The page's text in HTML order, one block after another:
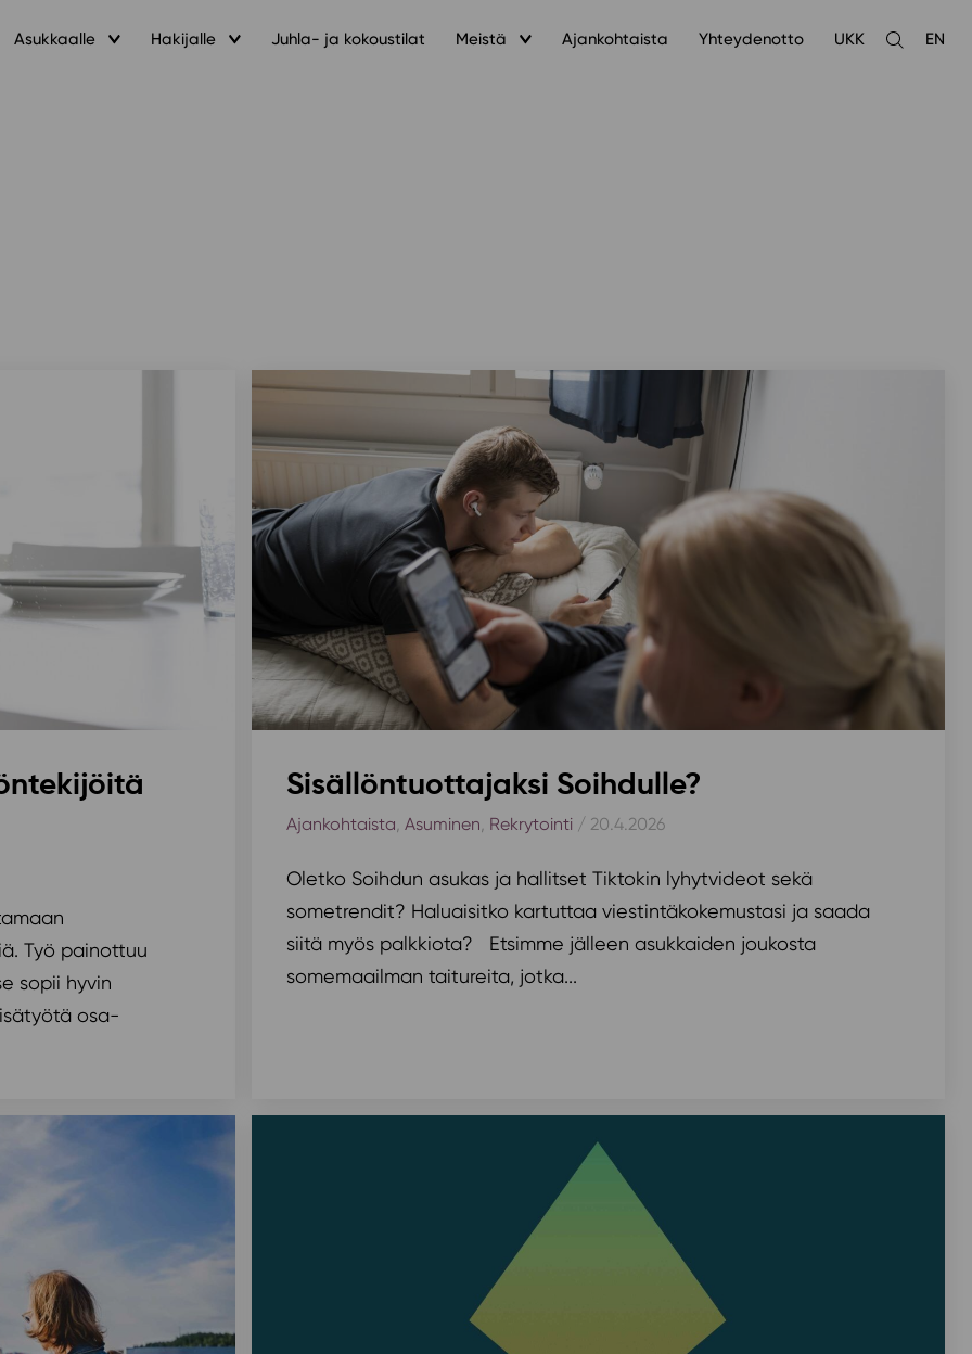
Asukkaalle Hakijalle Juhla- ja kokoustilat Meistä Ajankohtaista Yhteydenotto UKK
Avaa
EN
Työ painottuu
sopii hyvin
osa-
Sisällöntuottajaksi Soihdulle?
Ajankohtaista, Asuminen, Rekrytointi/ 20.4.2026
Oletko Soihdun asukas ja hallitset Tiktokin lyhytvideot sekä
sometrendit? Haluaisitko kartuttaa viestintäkokemustasi ja saada
siitä myös palkkiota? Etsimme jälleen asukkaiden joukosta
somemaailman taitureita, jotka...